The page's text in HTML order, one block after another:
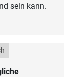
sein kann.